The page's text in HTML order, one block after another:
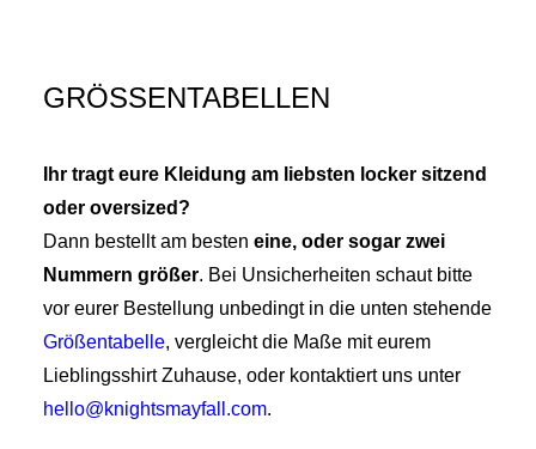
GRÖSSENTABELLEN
Ihr tragt eure Kleidung am liebsten locker sitzend
oder oversized?
Dann bestellt am besten eine, oder sogar zwei
Nummern größer. Bei Unsicherheiten schaut bitte
vor eurer Bestellung unbedingt in die unten stehende
Größentabelle, vergleicht die Maße mit eurem
Lieblingsshirt Zuhause, oder kontaktiert uns unter
hello@knightsmayfall.com.